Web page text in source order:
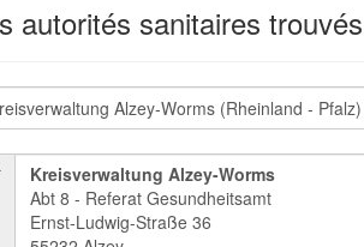
autorités sanitaires
Kreisverwaltung Alzey-Worms
Abt 8 - Referat Gesundheitsamt
Ernst-Ludwig-Straße 36